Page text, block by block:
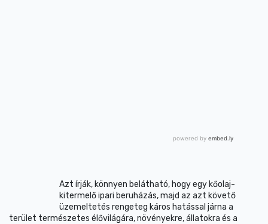
Azt írják, könnyen belátható, hogy egy kőolaj-
kitermelő ipari beruházás, majd az azt követő
üzemeltetés rengeteg káros hatással járna a
terület természetes élővilágára, növényekre, állatokra és a